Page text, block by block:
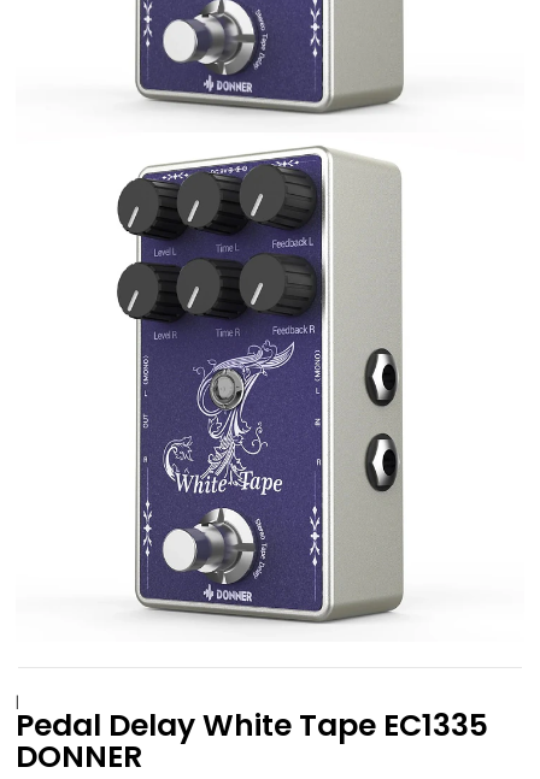
|
Pedal Delay White Tape EC1335
DONNER